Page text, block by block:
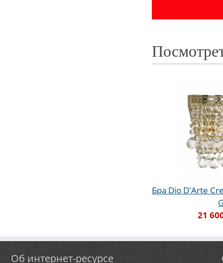
Бра Dio D'Arte
21
Об интернет-ресурсе